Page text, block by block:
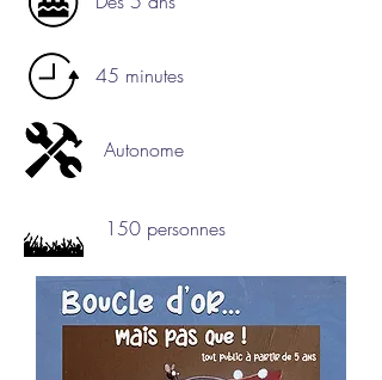
45 minutes
Autonome
150 personnes